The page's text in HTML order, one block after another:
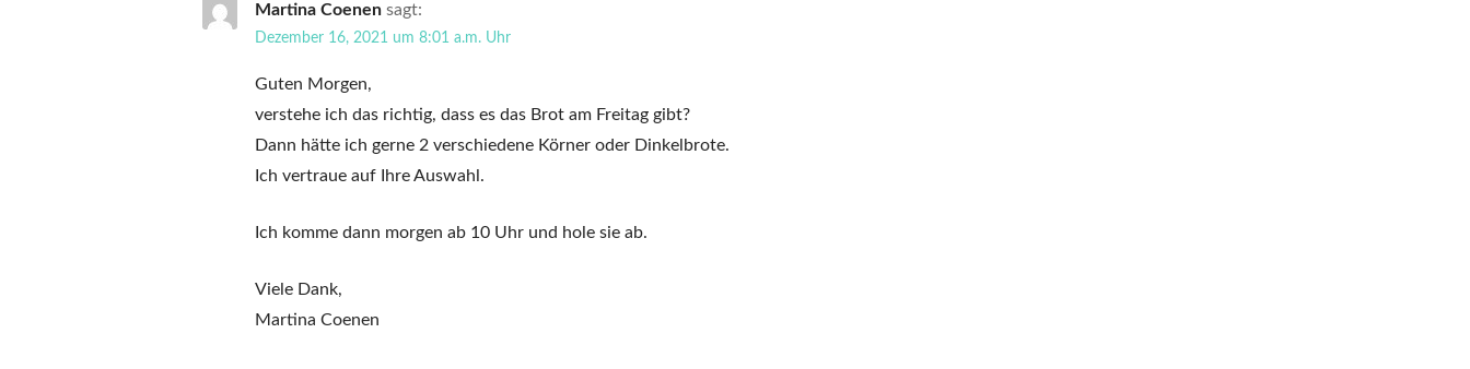
Martina Coenen sagt:
Dezember 16, 2021 um 8:01 a.m. Uhr
Guten Morgen,
verstehe ich das richtig, dass es das Brot am Freitag gibt?
Dann hätte ich gerne 2 verschiedene Körner oder Dinkelbrote.
Ich vertraue auf Ihre Auswahl.
Ich komme dann morgen ab 10 Uhr und hole sie ab.
Viele Dank,
Martina Coenen